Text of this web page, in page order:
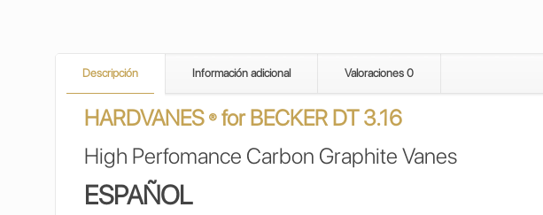
Descripción Información adicional Valoraciones 0
HARDVANES ®forBECKER DT 3.16
High Perfomance Carbon Graphite Vanes
ESPAÑOL